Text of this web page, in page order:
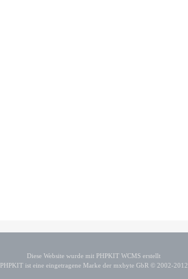
Diese Website wurde mit PHPKIT WCMS erstellt
PHPKIT ist eine eingetragene Marke der mxbyte GbR © 2002-2012